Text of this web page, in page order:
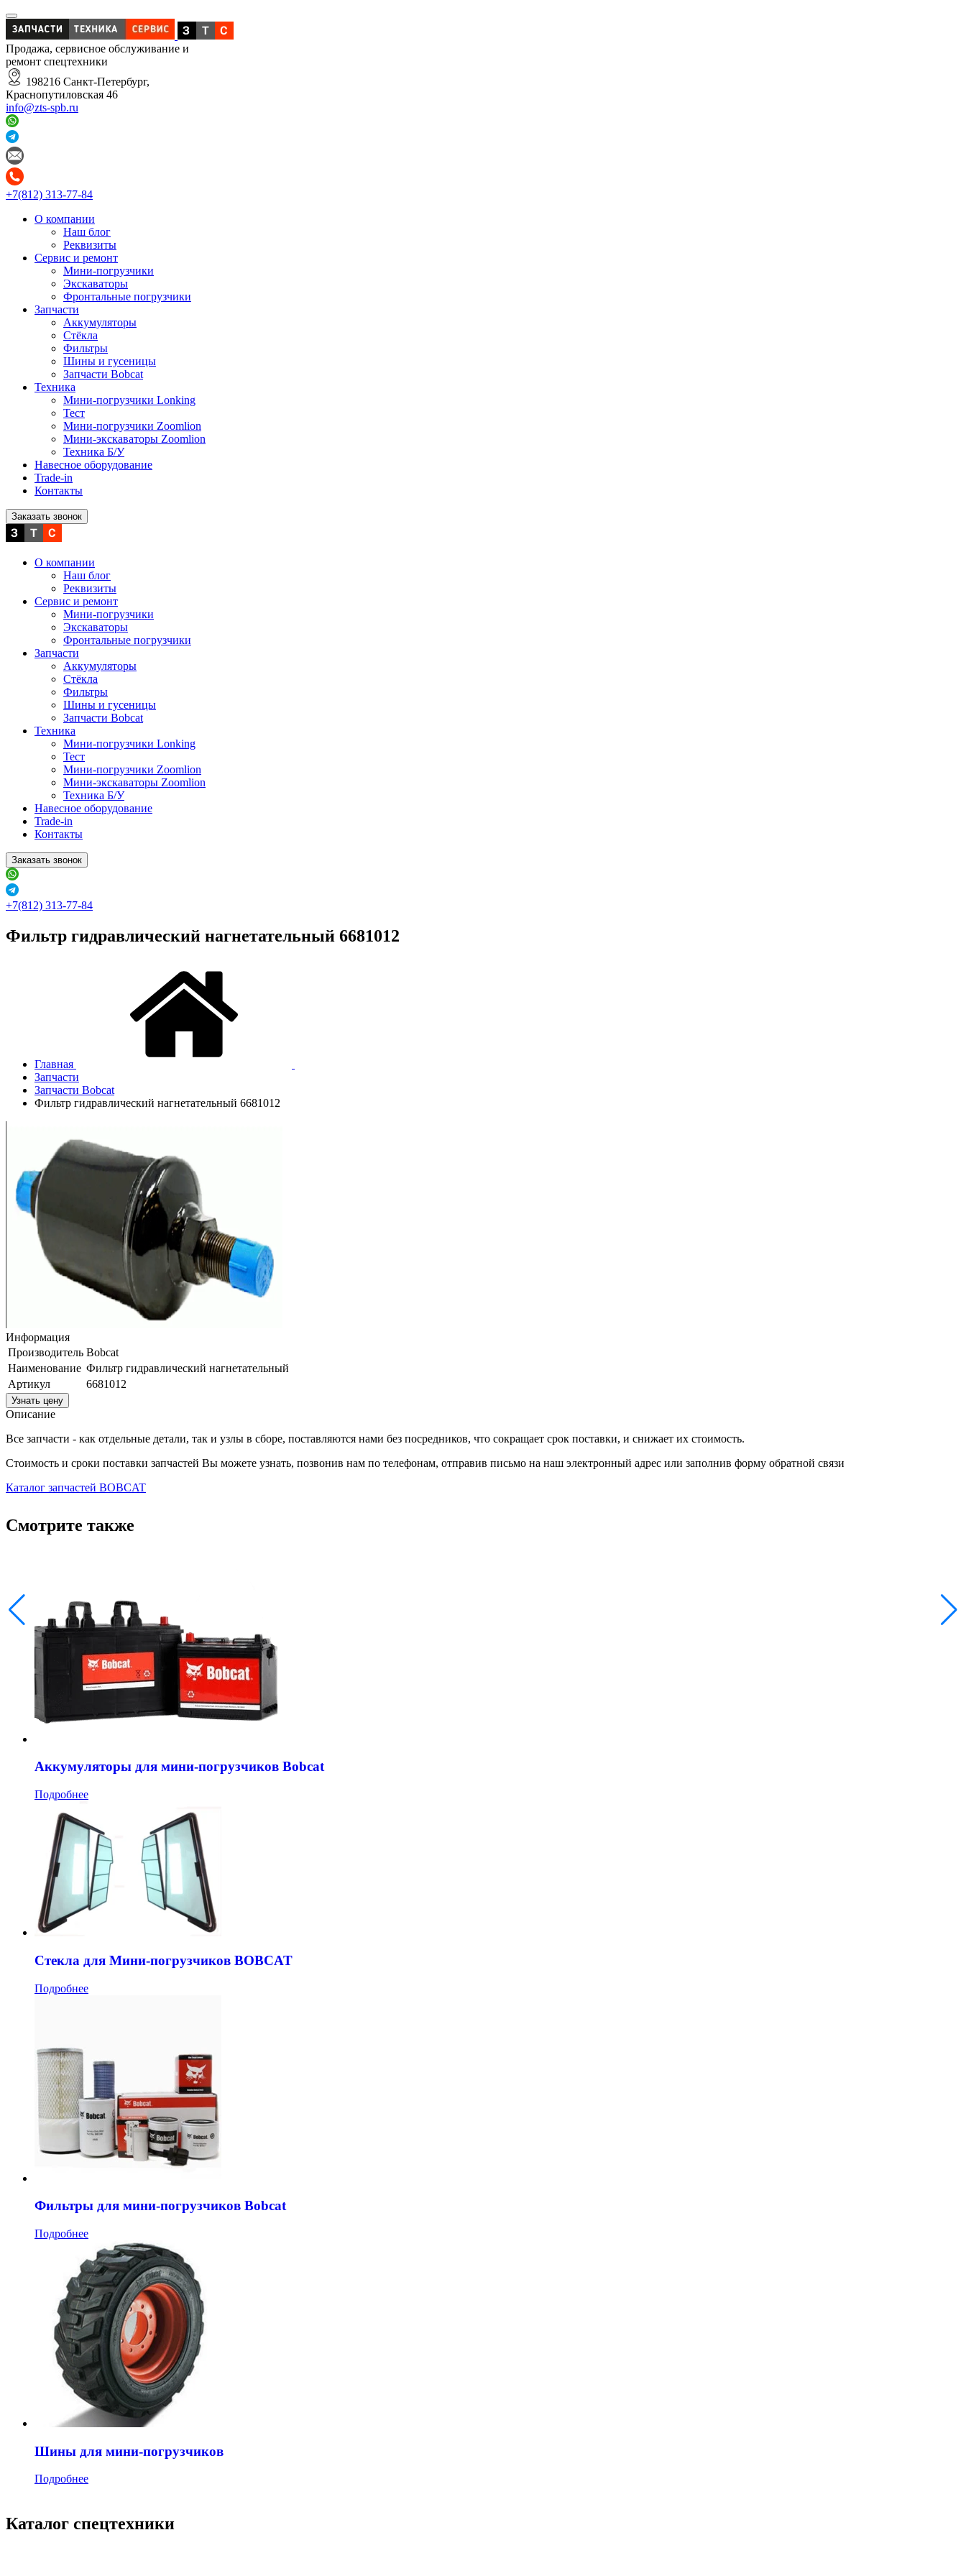
Продажа, сервисное обслуживание и
ремонт спецтехники
198216 Санкт-Петербург,
Краснопутиловская 46
info@zts-spb.ru
+7(812) 313-77-84
О компании
Наш блог
Реквизиты
Сервис и ремонт
Мини-погрузчики
Экскаваторы
Фронтальные погрузчики
Запчасти
Аккумуляторы
Стёкла
Фильтры
Шины и гусеницы
Запчасти Bobcat
Техника
Мини-погрузчики Lonking
Тест
Мини-погрузчики Zoomlion
Мини-экскаваторы Zoomlion
Техника Б/У
Навесное оборудование
Trade-in
Контакты
Заказать звонок
О компании
Наш блог
Реквизиты
Сервис и ремонт
Мини-погрузчики
Экскаваторы
Фронтальные погрузчики
Запчасти
Аккумуляторы
Стёкла
Фильтры
Шины и гусеницы
Запчасти Bobcat
Техника
Мини-погрузчики Lonking
Тест
Мини-погрузчики Zoomlion
Мини-экскаваторы Zoomlion
Техника Б/У
Навесное оборудование
Trade-in
Контакты
Заказать звонок
+7(812) 313-77-84
Фильтр гидравлический нагнетательный 6681012
Главная
Запчасти
Запчасти Bobcat
Фильтр гидравлический нагнетательный 6681012
Информация
Производитель Bobcat
Наименование Фильтр гидравлический нагнетательный
Артикул
6681012
Узнать цену
Описание
Все запчасти - как отдельные детали, так и узлы в сборе, поставляются нами без посредников, что сокращает срок поставки, и снижает их стоимость.
Стоимость и сроки поставки запчастей Вы можете узнать, позвонив нам по телефонам, отправив письмо на наш электронный адрес или заполнив форму обратной связи
Каталог запчастей BOBCAT
Смотрите также
Аккумуляторы для мини-погрузчиков Bobcat
Подробнее
Стекла для Мини-погрузчиков BOBCAT
Подробнее
Фильтры для мини-погрузчиков Bobcat
Подробнее
Шины для мини-погрузчиков
Подробнее
Каталог спецтехники